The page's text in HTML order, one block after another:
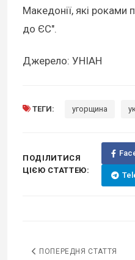
Македонії, які
до ЄС".
Джерело: УНІАН
ТЕГИ: угорщина
ПОДІЛИТИСЯ
ЦІЄЮ СТАТТЕЮ:
ПОПЕРЕДНЯ СТАТТЯ